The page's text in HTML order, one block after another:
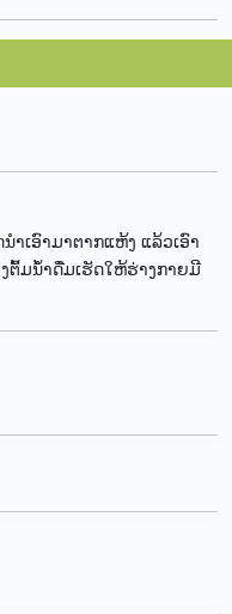
ເອົາມາຕາກແຫ້ງ ແລ້ວເອົາ
ຕົ້ມນ້ຳດື່ມເຮັດໃຫ້ຮ່າງກາຍມີ